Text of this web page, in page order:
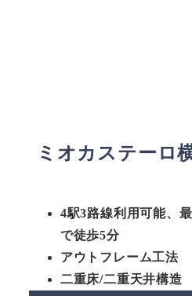
ミオカステーロ
4駅3路線利用可能、
で徒歩5分
アウトフレーム工法
二重床/二重天井構造